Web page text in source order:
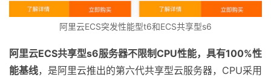
阿里云ECS突发性能型t6和ECS共享型s6
阿里云ECS共享型s6服务器不限制CPU性能，具有100%性
能基线，是阿里云推出的第六代共享型云服务器，CPU采用